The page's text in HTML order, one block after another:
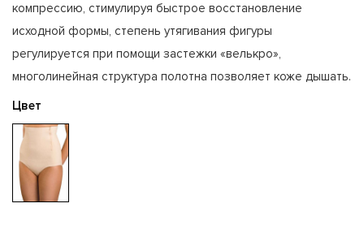
компрессию, стимулируя быстрое восстановление
исходной формы, степень утягивания фигуры
регулируется при помощи застежки «велькро»,
многолинейная структура полотна позволяет коже дышать.
Цвет